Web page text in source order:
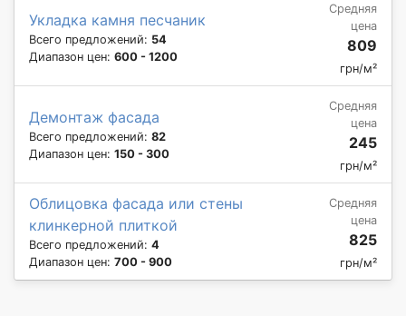
Укладка камня песчаник
Всего предложений: 54
Диапазон цен: 600 - 1200
Средняя
цена
809
грн/м²
Демонтаж фасада
Всего предложений: 82
Диапазон цен: 150 - 300
Средняя
цена
245
грн/м²
Облицовка фасада или стены
клинкерной плиткой
Всего предложений: 4
Диапазон цен: 700 - 900
Средняя
цена
825
грн/м²